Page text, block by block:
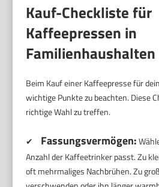
Kauf-Checkliste für
Kaffeepressen in
Familienhaushalten
Beim Kauf einer Kaffeepresse für
wichtige Punkte zu beachten. Diese
richtige Wahl zu treffen.
✔ Fassungsvermögen:
Anzahl der Kaffeetrinker passt. Zu
oft mehrmaliges Nachbrühen. Zu